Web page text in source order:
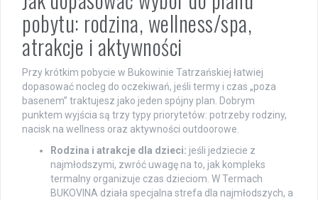
pobytu: rodzina, wellness/spa,
atrakcje i aktywności
Przy krótkim pobycie w Bukowinie Tatrzańskiej łatwiej
dopasować nocleg do oczekiwań, jeśli termy i czas „poza
basenem” traktujesz jako jeden spójny plan. Dobrym
punktem wyjścia są trzy typy priorytetów: potrzeby rodziny,
nacisk na wellness oraz aktywności outdoorowe.
Rodzina i atrakcje dla dzieci: jeśli jedziecie z
najmłodszymi, zwróć uwagę na to, jak kompleks
termalny organizuje czas dzieciom. W Termach
BUKOVINA działa specjalna strefa dla najmłodszych, a